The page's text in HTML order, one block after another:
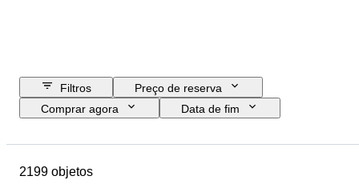
Filtros
Preço de reserva
Comprar agora
Data de fim
Material
2199 objetos